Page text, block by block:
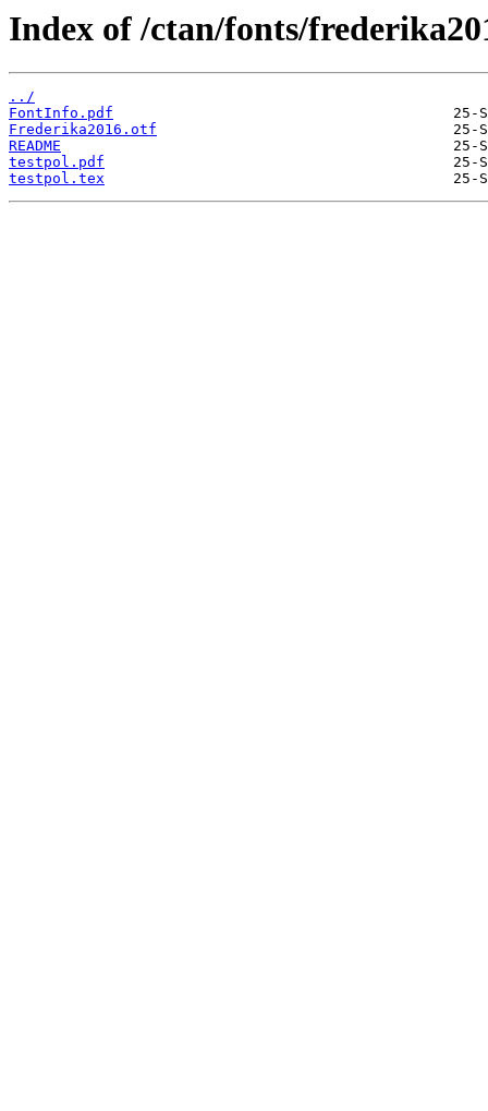
Index of /ctan/fonts/
../
FontInfo.pdf
Frederika2016.otf
README
testpol.pdf
testpol.tex